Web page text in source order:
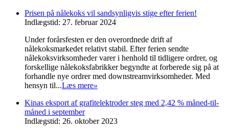
Prisen på nålekoks vil sandsynligvis stige efter ferien!
Indlægstid: 27. februar 2024
Under forårsfesten er den overordnede drift af
nålekoksmarkedet relativt stabil. Efter ferien sendte
nålekoksvirksomheder varer i henhold til tidligere ordrer, og
forskellige nålekoksfabrikker begyndte at forberede sig på at
forhandle nye ordrer med downstreamvirksomheder. Med
hensyn til...Læs mere»
Kinas eksport af grafitelektroder steg med 2,42 % måned-til-
måned i september
Indlægstid: 26. oktober 2023